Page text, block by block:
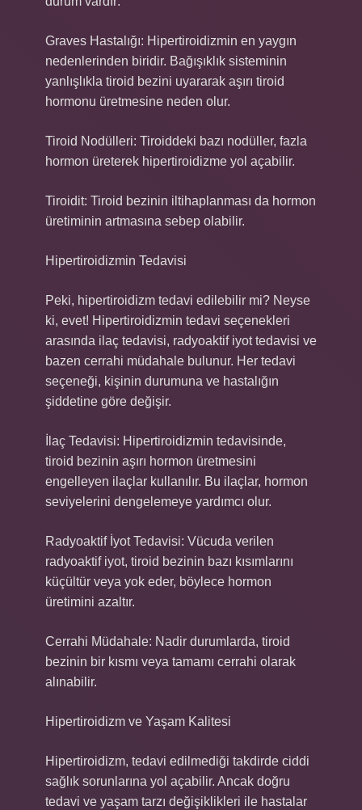
Graves Hastalığı: Hipertiroidizmin en yaygın
nedenlerinden biridir. Bağışıklık sisteminin
yanlışlıkla tiroid bezini uyararak aşırı tiroid
hormonu üretmesine neden olur.
Tiroid Nodülleri: Tiroiddeki bazı nodüller, fazla
hormon üreterek hipertiroidizme yol açabilir.
Tiroidit: Tiroid bezinin iltihaplanması da hormon
üretiminin artmasına sebep olabilir.
Hipertiroidizmin Tedavisi
Peki, hipertiroidizm tedavi edilebilir mi? Neyse
ki, evet! Hipertiroidizmin tedavi seçenekleri
arasında ilaç tedavisi, radyoaktif iyot tedavisi ve
bazen cerrahi müdahale bulunur. Her tedavi
seçeneği, kişinin durumuna ve hastalığın
şiddetine göre değişir.
İlaç Tedavisi: Hipertiroidizmin tedavisinde,
tiroid bezinin aşırı hormon üretmesini
engelleyen ilaçlar kullanılır. Bu ilaçlar, hormon
seviyelerini dengelemeye yardımcı olur.
Radyoaktif İyot Tedavisi: Vücuda verilen
radyoaktif iyot, tiroid bezinin bazı kısımlarını
küçültür veya yok eder, böylece hormon
üretimini azaltır.
Cerrahi Müdahale: Nadir durumlarda, tiroid
bezinin bir kısmı veya tamamı cerrahi olarak
alınabilir.
Hipertiroidizm ve Yaşam Kalitesi
Hipertiroidizm, tedavi edilmediği takdirde ciddi
sağlık sorunlarına yol açabilir. Ancak doğru
tedavi ve yaşam tarzı değişiklikleri ile hastalar